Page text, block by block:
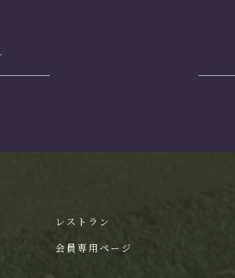
レストラン
会員専用ページ